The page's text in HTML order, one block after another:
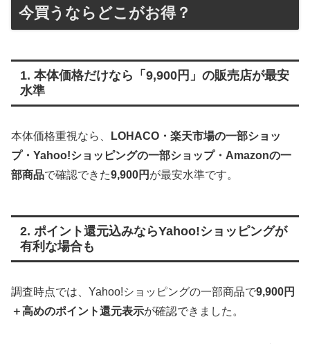
今買うならどこがお得？
1. 本体価格だけなら「9,900円」の販売店が最安
水準
本体価格重視なら、
LOHACO・楽天市場の一部ショッ
プ・Yahoo!ショッピングの一部ショップ・Amazonの一
部商品で確認できた9,900円 が最安水準です。
2. ポイント還元込みならYahoo!ショッピングが
有利な場合も
調査時点では、Yahoo!ショッピングの一部商品で9,900円
＋高めのポイント還元表示が確認できました。